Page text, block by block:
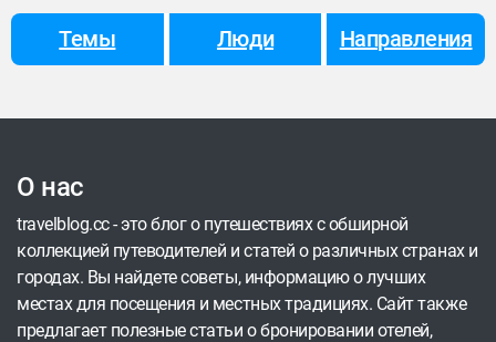
Причины — в разрушительной деятельности
человека и изменении климата.
Темы Люди Направления
О нас
travelblog.cc - это блог о путешествиях с обширной
коллекцией путеводителей и статей о различных странах и
городах. Вы найдете советы, информацию о лучших
местах для посещения и местных традициях. Сайт также
предлагает полезные статьи о бронировании отелей,